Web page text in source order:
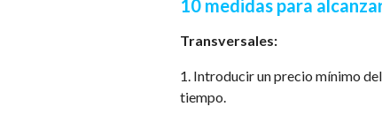
10 medidas para
Transversales:
1. Introducir un precio mínimo
tiempo.